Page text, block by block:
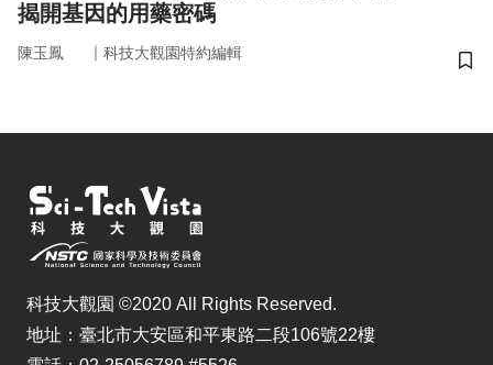
揭開基因的用藥密碼
陳玉鳳 ｜ 科技大觀園特約編輯
儲
科技大觀園 ©2020 All Rights Reserved.
地址：臺北市大安區和平東路二段106號22樓